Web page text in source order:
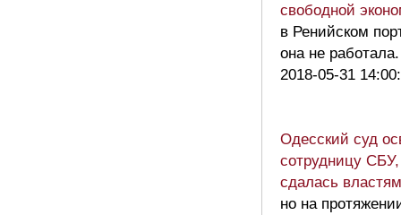
свободной
в Ренийском
она не
2018-05-31
Одесский суд
сотрудницу
сдалась
но на